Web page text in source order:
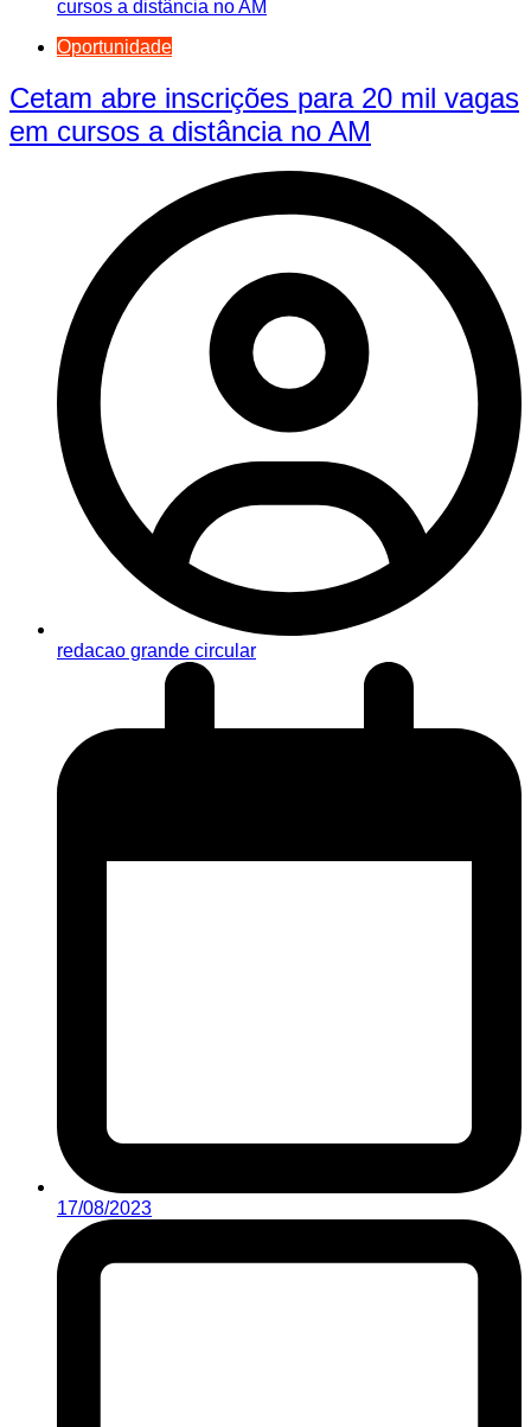
Oportunidade
Cetam abre inscrições para 20 mil vagas
em cursos a distância no AM
redacao grande circular
17/08/2023